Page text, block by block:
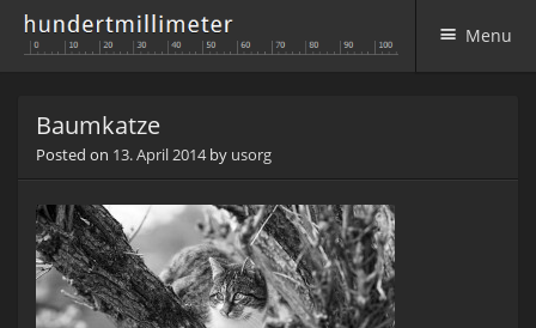
Menu
Baumkatze
Posted on 13. April 2014by usorg